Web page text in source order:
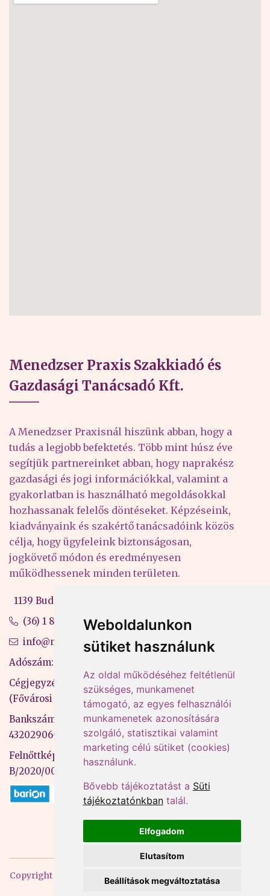
Weboldalunkon
sütiket használunk
Az oldal működéséhez feltétlenül
szükséges, munkamenet
támogató, az egyes felhasználói
munkamenetek azonosítására
szolgáló, statisztikai valamint
marketing célú sütiket (cookies)
használunk.
Bővebb tájékoztatást a Süti
tájékoztatónkbantalál.
Elfogadom
Elutasítom
Beállítások megváltoztatása
Menedzser Praxis Szakkiadó és
Gazdasági Tanácsadó Kft.
A Menedzser Praxisnál hiszünk abban, hogy a
tudás a legjobb befektetés. Több mint húsz éve
segítjük partnereinket abban, hogy naprakész
gazdasági és jogi információkkal, valamint a
gyakorlatban is használható megoldásokkal
hozhassanak felelős döntéseket. Képzéseink,
kiadványaink és szakértő tanácsadóink közös
célja, hogy ügyfeleink biztonságosan,
jogkövető módon és eredményesen
működhessenek minden területen.
1139 Budapest, Váci út 99-105. 4. em.
(36) 1 880 76 00
info@mprx.hu
Adószám: 13598145-2-41
Cégjegyzékszám: 01-09-883770
(Fővárosi Bíróság)
Bankszámlaszám: CIB Bank, 10700581-
43202906-51100005
Felnőttképzési nyilvántartási szám:
B/2020/000053
Copyright 2026 Mprx. Minden jog fenntartva